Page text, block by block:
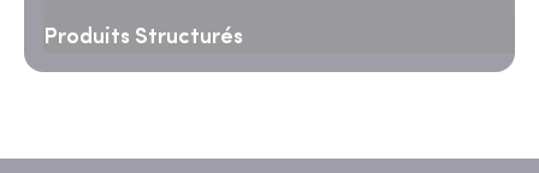
Produits Structurés